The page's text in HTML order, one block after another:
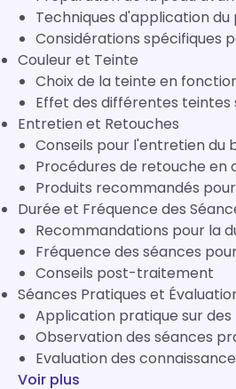
Techniques d'application du
Considérations spécifiques
Couleur et Teinte
Choix de la teinte en
Effet des différentes teintes
Entretien et Retouches
Conseils pour l'entretien du
Procédures de retouche en
Produits recommandés
Durée et Fréquence des
Recommandations pour la
Fréquence des séances
Conseils post-traitement
Séances Pratiques et
Application pratique sur des
Observation des séances
Evaluation des
Voir plus